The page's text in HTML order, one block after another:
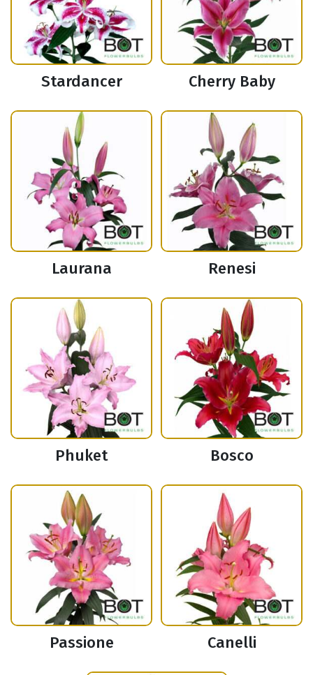
Stardancer Cherry Baby
Laurana Renesi
Phuket Bosco
Passione Canelli